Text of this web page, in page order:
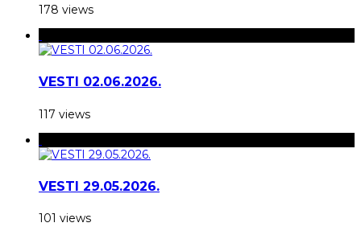
178 views
VESTI 02.06.2026.
117 views
VESTI 29.05.2026.
101 views